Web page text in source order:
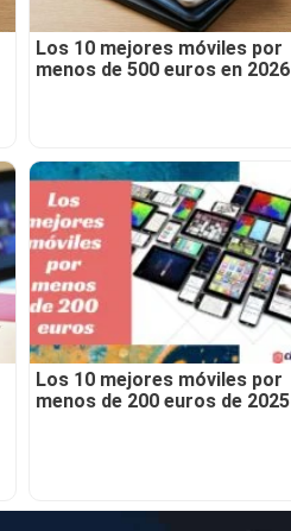
Los 10 mejores móviles por
menos de 500 euros en 2026
Los 10 mejores móviles por
menos de 200 euros de 2025